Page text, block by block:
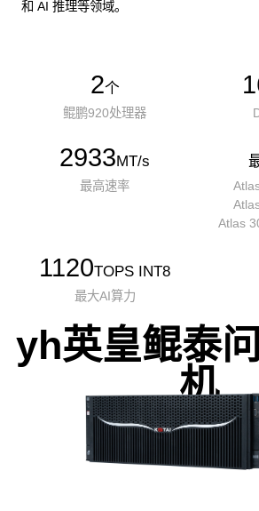
和 AI 推理等领域。
2个
鲲鹏920处理器
2933MT/s
最高速率
Atlas
1120TOPS INT8
最大AI算力
yh英皇鲲泰
机